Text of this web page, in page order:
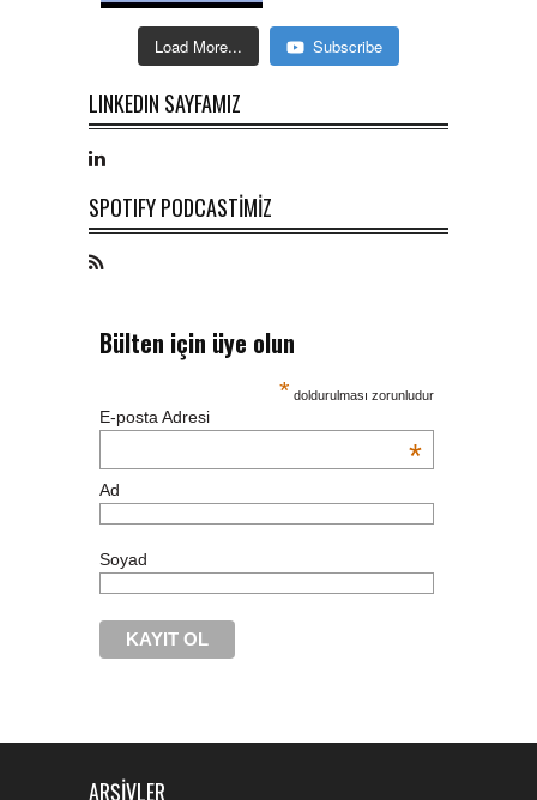
Load More... Subscribe
LINKEDIN SAYFAMIZ
SPOTIFY PODCASTİMİZ
Bülten için üye olun
* doldurulması zorunludur
E-posta Adresi
*
Ad
Soyad
ARŞIVLER
nike